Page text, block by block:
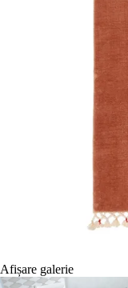
Afișare galerie